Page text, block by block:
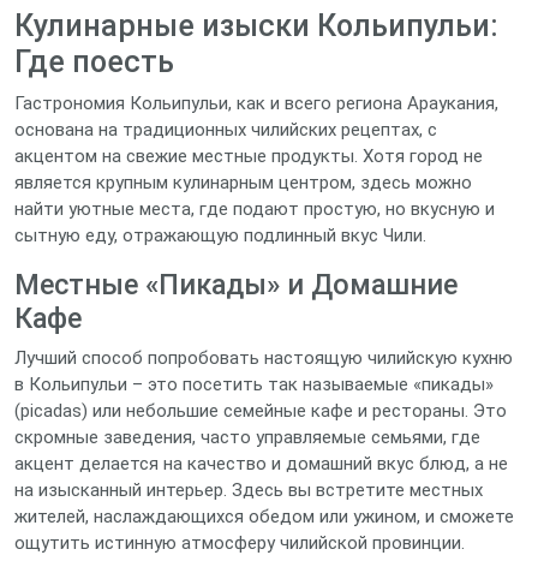
Кулинарные изыски Кольипульи:
Где поесть
Гастрономия Кольипульи, как и всего региона Араукания,
основана на традиционных чилийских рецептах, с
акцентом на свежие местные продукты. Хотя город не
является крупным кулинарным центром, здесь можно
найти уютные места, где подают простую, но вкусную и
сытную еду, отражающую подлинный вкус Чили.
Местные «Пикады» и Домашние
Кафе
Лучший способ попробовать настоящую чилийскую кухню
в Кольипульи – это посетить так называемые «пикады»
(picadas) или небольшие семейные кафе и рестораны. Это
скромные заведения, часто управляемые семьями, где
акцент делается на качество и домашний вкус блюд, а не
на изысканный интерьер. Здесь вы встретите местных
жителей, наслаждающихся обедом или ужином, и сможете
ощутить истинную атмосферу чилийской провинции.